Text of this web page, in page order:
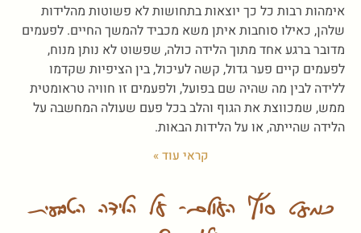
אימהות רבות כל כך יוצאות בתחושות לא פשוטות מהלידות
שלהן, כאילו סוחבות איתן משא מכביד להמשך החיים. לפעמים
מדובר ברגע אחד מתוך הלידה כולה, שפשוט לא נותן מנוח,
לפעמים קיים פער גדול, קשה לעיכול, בין הציפיות שקדמו
ללידה לבין מה שהיה שם בפועל, ולפעמים זו חוויה טראומטית
ממש, שמכווצת את הגוף והלב בכל פעם שעולה המחשבה על
הלידה שהייתה, או על הלידות הבאות.
קראי עוד »
כמעט סוף העולם- על הלידה הטבעית